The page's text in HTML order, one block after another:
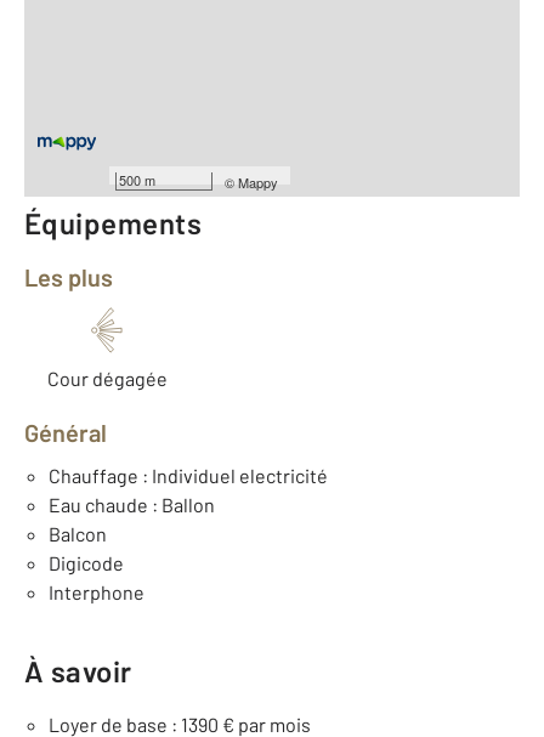
500 m ©Mappy
Nombre de pièces : 2
Équipements
Les plus
Cour dégagée
Général
Chauffage : Individuel electricité
Eau chaude : Ballon
Balcon
Digicode
Interphone
À savoir
Loyer de base : 1390 € par mois